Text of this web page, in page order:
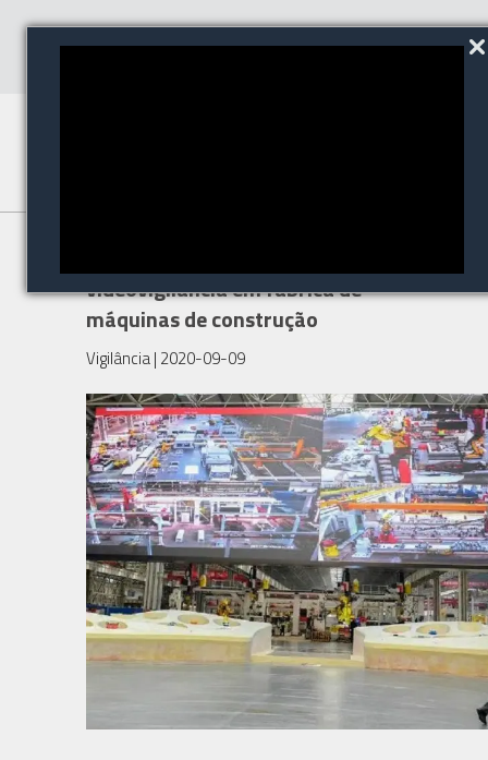
videovigilância em fábrica de
máquinas de construção
Vigilância| 2020-09-09